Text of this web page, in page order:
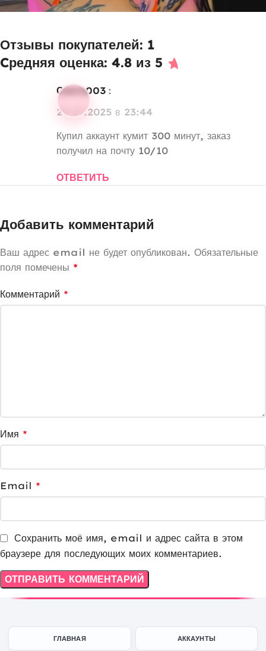
Отзывы покупателей: 1
Cредняя оценка: 4.8 из 5
Свят2003 :
29.07.2025 в 23:44
Купил аккаунт кумит 300 минут, заказ
получил на почту 10/10
ОТВЕТИТЬ
Добавить комментарий
Ваш адрес email не будет опубликован. Обязательные
поля помечены *
Комментарий *
Имя *
Email *
Сохранить моё имя, email и адрес сайта в этом
браузере для последующих моих комментариев.
ГЛАВНАЯ АККАУНТЫ